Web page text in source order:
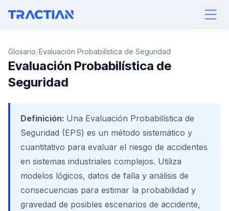
Glosario/Evaluación Probabilística de Seguridad
Evaluación Probabilística de
Seguridad
Definición: Una Evaluación Probabilística de
Seguridad (EPS) es un método sistemático y
cuantitativo para evaluar el riesgo de accidentes
en sistemas industriales complejos. Utiliza
modelos lógicos, datos de falla y análisis de
consecuencias para estimar la probabilidad y
gravedad de posibles escenarios de accidente,